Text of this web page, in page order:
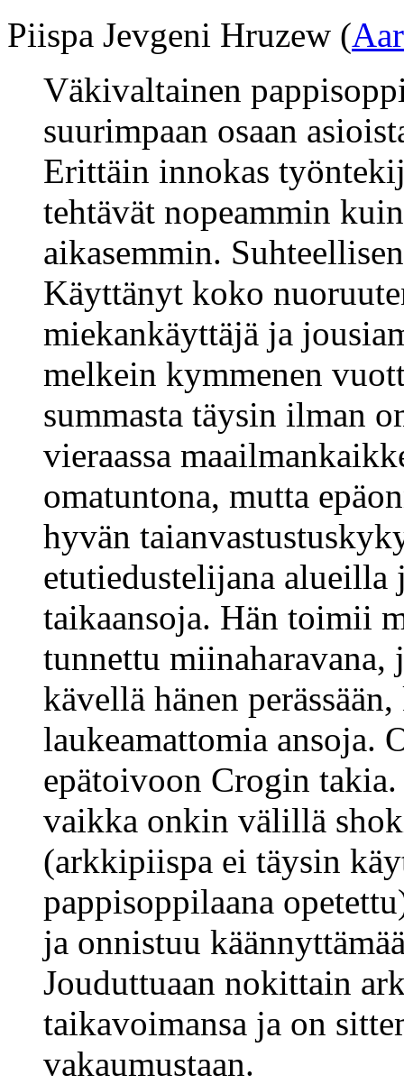
Piispa Jevgeni Hruzew (
Väkivaltainen
suurimpaan osaan
Erittäin innokas
tehtävät nopeammin
aikasemmin.
Käyttänyt koko
miekankäyttäjä ja
melkein kymmenen
summasta täysin ilman
vieraassa
omatuntona, mutta
hyvän
etutiedustelijana alueilla
taikaansoja. Hän toimii
tunnettu
kävellä hänen
laukeamattomia ansoja.
epätoivoon Crogin
vaikka onkin välillä
(arkkipiispa ei täysin
pappisoppilaana
ja onnistuu
Jouduttuaan nokittain
taikavoimansa ja on
vakaumustaan.